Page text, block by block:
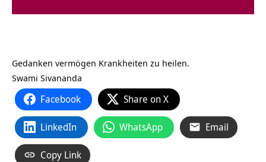
Gedanken vermögen Krankheiten zu heilen.
Swami Sivananda
Facebook Share on X
LinkedIn WhatsApp Email
Copy Link